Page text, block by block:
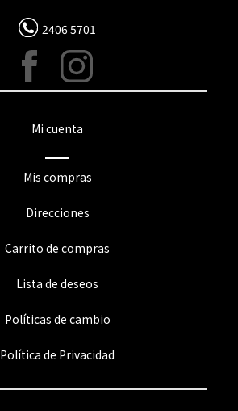
2406 5701
Mi cuenta
Mis compras
Direcciones
Carrito de compras
Lista de deseos
Políticas de cambio
Política de Privacidad